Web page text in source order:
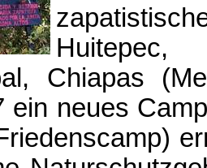
Chiapas
ein neues